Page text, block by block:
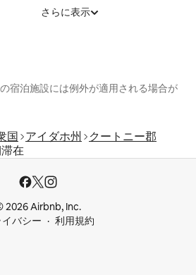
さらに表示
宿泊施設には例外が適用される場合が
国 アイダホ州
クートニー郡
在
2026 Airbnb, Inc.
イバシー
利用規約